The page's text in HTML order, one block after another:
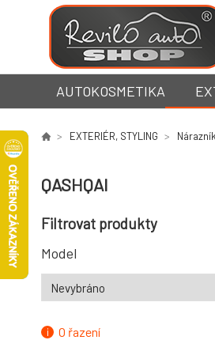
AUTOKOSMETIKA
EXTERIÉR, STYLING
QASHQAI
Filtrovat produkty
Model
O řazení